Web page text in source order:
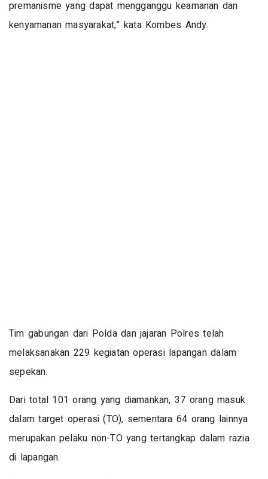
premanisme yang dapat mengganggu keamanan dan
kenyamanan masyarakat,” kata Kombes Andy.
Tim gabungan dari Polda dan jajaran Polres telah
melaksanakan 229 kegiatan operasi lapangan dalam
sepekan.
Dari total 101 orang yang diamankan, 37 orang masuk
dalam target operasi (TO), sementara 64 orang lainnya
merupakan pelaku non-TO yang tertangkap dalam razia
di lapangan.